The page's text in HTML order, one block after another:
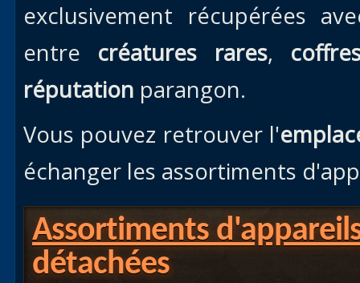
exclusivement récupérées
entre créatures rares,
réputation parangon.
Vous pouvez retrouver l'
échanger les assortiments
Assortiments
détachées